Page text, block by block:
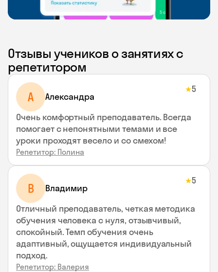
Отзывы учеников о занятиях с
репетитором
A Aлександра
★5
Очень комфортный преподаватель. Всегда
помогает с непонятными темами и все
уроки проходят весело и со смехом!
Репетитор: Полина
В Владимир
★5
Отличный преподаватель, четкая методика
обучения человека с нуля, отзывчивый,
спокойный. Темп обучения очень
адаптивный, ощущается индивидуальный
подход.
Репетитор: Валерия